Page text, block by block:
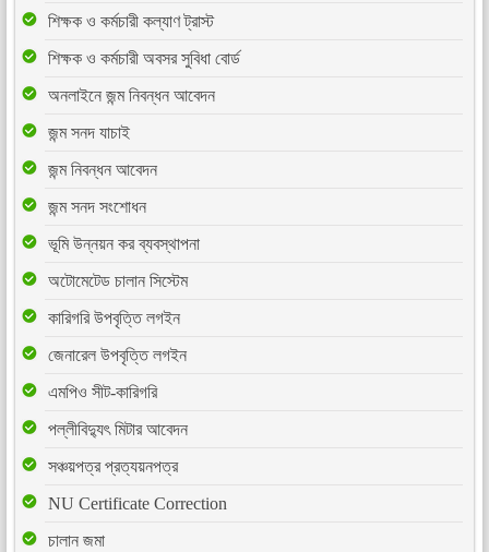
শিক্ষক ও কর্মচারী কল্যাণ ট্রাস্ট
শিক্ষক ও কর্মচারী অবসর সুবিধা বোর্ড
অনলাইনে জন্ম নিবন্ধন আবেদন
জন্ম সনদ যাচাই
জন্ম নিবন্ধন আবেদন
জন্ম সনদ সংশোধন
ভূমি উন্নয়ন কর ব্যবস্থাপনা
অটোমেটেড চালান সিস্টেম
কারিগরি উপবৃত্তি লগইন
জেনারেল উপবৃত্তি লগইন
এমপিও সীট-কারিগরি
পল্লীবিদ্যুৎ মিটার আবেদন
সঞ্চয়পত্র প্রত্যয়নপত্র
NU Certificate Correction
চালান জমা